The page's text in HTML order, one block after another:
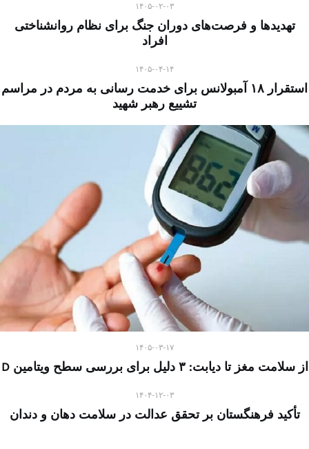
۱۴۰۵-۰۲-۰۳
تهدیدها و فرصت‌های دوران جنگ برای نظام روانشناختی
افراد
۱۴۰۵-۰۴-۱۴
استقرار ۱۸ آمبولانس برای خدمت رسانی به مردم در مراسم
تشییع رهبر شهید
۱۴۰۵-۰۳-۱۷
از سلامت مغز تا دیابت: ۳ دلیل برای بررسی سطح ویتامین D
۱۴۰۴-۱۲-۰۳
تأکید فرهنگستان بر تحقق عدالت در سلامت دهان و دندان